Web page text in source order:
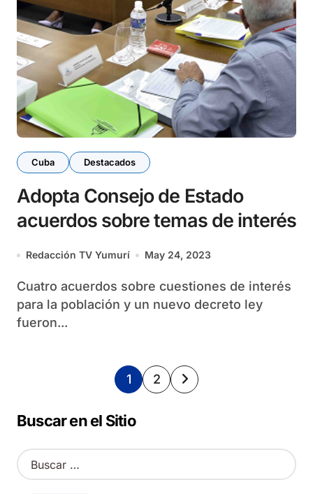
Cuba Destacados
Adopta Consejo de Estado
acuerdos sobre temas de interés
Redacción TV Yumurí May 24, 2023
Cuatro acuerdos sobre cuestiones de interés
para la población y un nuevo decreto ley
fueron...
Paginación
de
entradas
1 2
Buscar en el Sitio
B
u